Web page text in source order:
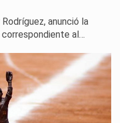
anunció la
al…